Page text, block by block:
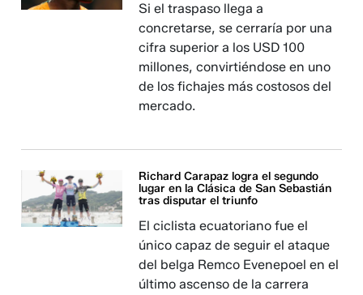
Si el traspaso llega a
concretarse, se cerraría por una
cifra superior a los USD 100
millones, convirtiéndose en uno
de los fichajes más costosos del
mercado.
Richard Carapaz logra el segundo
lugar en la Clásica de San Sebastián
tras disputar el triunfo
El ciclista ecuatoriano fue el
único capaz de seguir el ataque
del belga Remco Evenepoel en el
último ascenso de la carrera